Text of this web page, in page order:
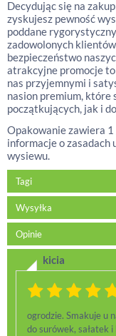
Decydując się na
zyskujesz pewność
poddane
zadowolonych
bezpieczeństwo
atrakcyjne promocje
nas przyjemnymi i
nasion premium, które
początkujących, jak i
Opakowanie zawiera 1
informacje o
wysiewu.
Tagi
Wysyłka
Opinie
kicia
ogrodzie. Smakuje u
do surówek, sałatek